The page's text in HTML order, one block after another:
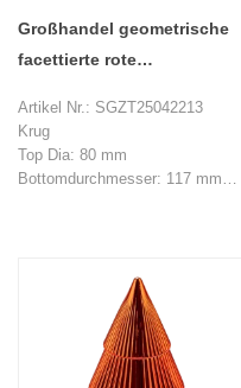
Großhandel geometrische
facettierte rote
Glaskerzedosen mit Deckel
Artikel Nr.: SGZT25042213
Krug
Top Dia: 80 mm
Bottomdurchmesser: 117 mm
Kapazität: 408 ml
Unterer Durchmesser: 65 mm
Max Dia: 79 mm
Höhe: 114 mm